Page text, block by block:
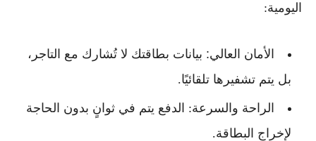
اليومية:
الأمان العالي: بيانات بطاقتك لا تُشارك مع التاجر،
بل يتم تشفيرها تلقائيًا.
الراحة والسرعة: الدفع يتم في ثوانٍ بدون الحاجة
لإخراج البطاقة.